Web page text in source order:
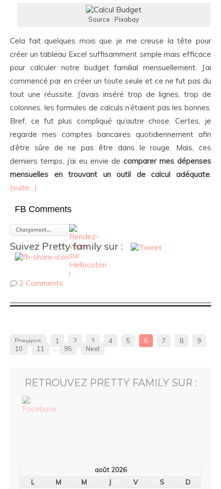
Source : Pixabay
Cela fait quelques mois que je me creuse la tête pour
créer un tableau Excel suffisamment simple mais efficace
pour calculer notre budget familial mensuellement. J’ai
commencé par en créer un toute seule et ce ne fut pas du
tout une réussite. J’avais inséré trop de lignes, trop de
colonnes, les formules de calculs n’étaient pas les bonnes.
Bref, ce fut plus compliqué qu’autre chose. Certes, je
regarde mes comptes bancaires quotidiennement afin
d’être sûre de ne pas être dans le rouge. Mais, ces
derniers temps, j’ai eu envie de comparer mes dépenses
mensuelles en trouvant un outil de calcul adéquate.
(suite…)
FB Comments
Suivez Pretty family sur :
2 Comments
Previous 1 2 3 4 5 6 7 8
9
10
11 … 95 Next
RETROUVEZ PRETTY FAMILY SUR :
août 2026
L
M M J V S
D